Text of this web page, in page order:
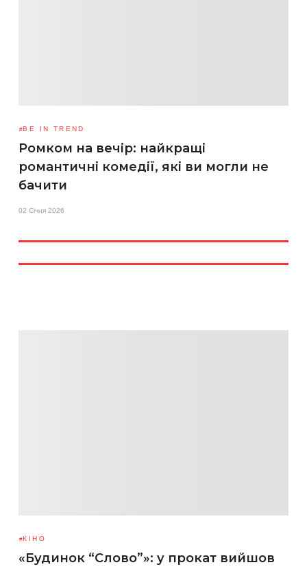
BE IN TREND
Ромком на вечір: найкращі
романтичні комедії, які ви могли не
бачити
02 Січня 2026
КІНО
«Будинок “Слово”»: у прокат вийшов